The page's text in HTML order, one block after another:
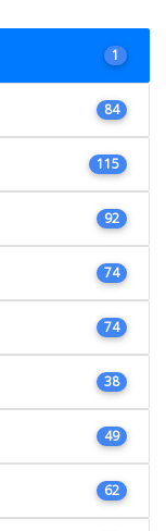
1
84
115
92
74
74
38
49
62